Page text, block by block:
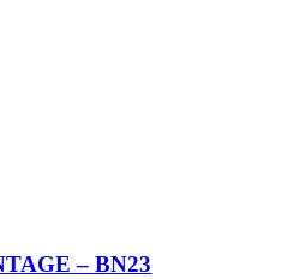
– BN23